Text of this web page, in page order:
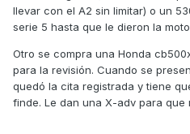
llevar con el A2 sin limitar) o un
serie 5 hasta que le dieron la
Otro se compra una Honda
para la revisión. Cuando se
quedó la cita registrada y tiene
finde. Le dan una X-adv para que